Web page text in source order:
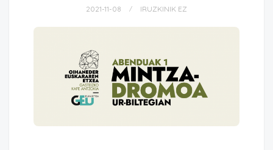
2021-11-08 IRUZKINIK EZ